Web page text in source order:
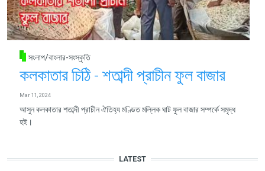
সংলাপ/বাংলার-সংস্কৃতি
কলকাতার চিঠি - শতাব্দী প্রাচীন ফুল বাজার
Mar 11, 2024
আসুন কলকাতার শতাব্দী প্রাচীন ঐতিহ্য মণ্ডিত মল্লিক ঘাট ফুল বাজার সম্পর্কে সমৃদ্ধ
হই।
LATEST